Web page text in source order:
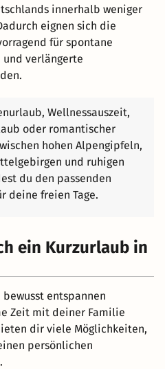
innerhalb weniger
eignen sich die
für spontane
und verlängerte
Wellnessauszeit,
oder romantischer
hohen Alpengipfeln,
und ruhigen
du den passenden
deine freien Tage.
ein Kurzurlaub in
entspannen
Zeit mit deiner Familie
dir viele Möglichkeiten,
persönlichen